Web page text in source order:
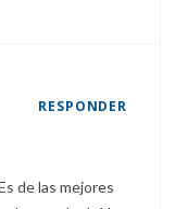
RESPONDER
de las mejores